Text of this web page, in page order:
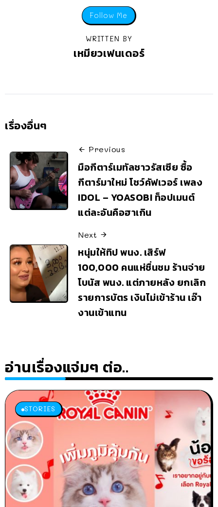
Follow Me
WRITTEN BY
เหมียวเฟนเดอร์
เรื่องอื่นๆ
Previous
มือกีตาร์เมทัลชาวรัสเซีย ซื้อ
กีตาร์มาใหม่ โชว์คัฟเวอร์ เพลง
IDOL – YOASOBI ท็อปเมนต์
แต่ละอันคือฮาเกิน
Next
หนุ่มให้ทิป พนง. เสิร์ฟ
100,000 คนแห่ชื่นชม ร้านจ่าย
โบนัส พนง. แต่ภายหลัง ยกเลิก
รายการบัตร เงินไม่เข้าร้าน เอ๊า
งานเข้าแทน
อ่านเรื่องแจ่มๆ ต่อ..
STORIES